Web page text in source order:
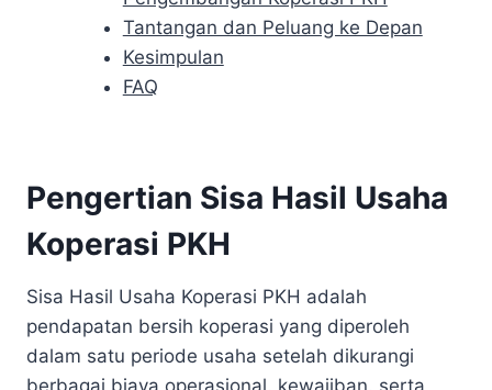
Tantangan dan Peluang ke Depan
Kesimpulan
FAQ
Pengertian Sisa Hasil Usaha
Koperasi PKH
Sisa Hasil Usaha Koperasi PKH adalah
pendapatan bersih koperasi yang diperoleh
dalam satu periode usaha setelah dikurangi
berbagai biaya operasional, kewajiban, serta